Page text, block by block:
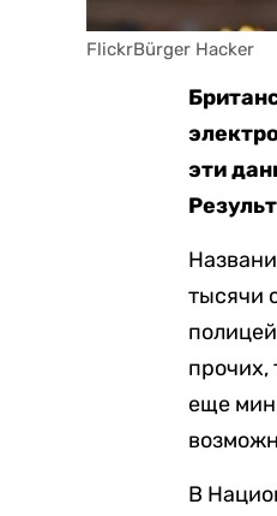
FlickrBürger Hacker
эти
тысячи
прочих,
еще
В